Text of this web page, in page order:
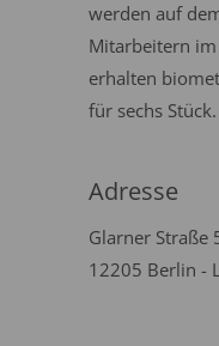
werden auf
Mitarbeitern
erhalten
für sechs Stück.
Adresse
Glarner Straße
12205 Berlin -